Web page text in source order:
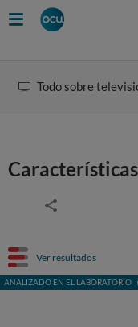
Todo sobre
Ver resultados
ANALIZADO EN EL LABORATORIO